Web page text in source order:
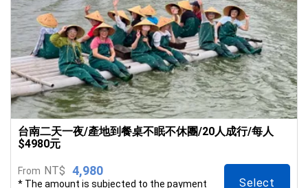
台南二天一夜/產地到餐桌不眠不休團/20人成行/每人
$4980元
From NT$ 4,980
* The amount is subjected to the payment
Select